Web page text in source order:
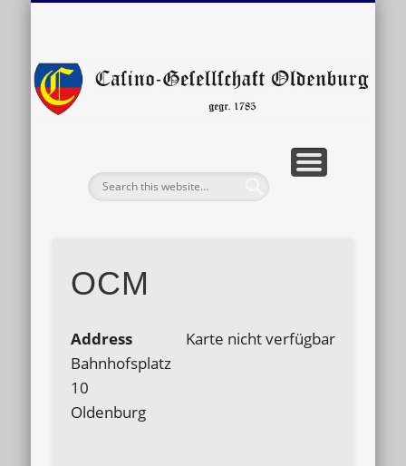
OCM
Karte nicht verfügbar
Address
Bahnhofsplatz
10
Oldenburg